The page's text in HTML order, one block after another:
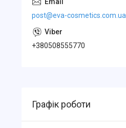
post@eva-cosmetics.com.ua
+380508555770
Графік роботи